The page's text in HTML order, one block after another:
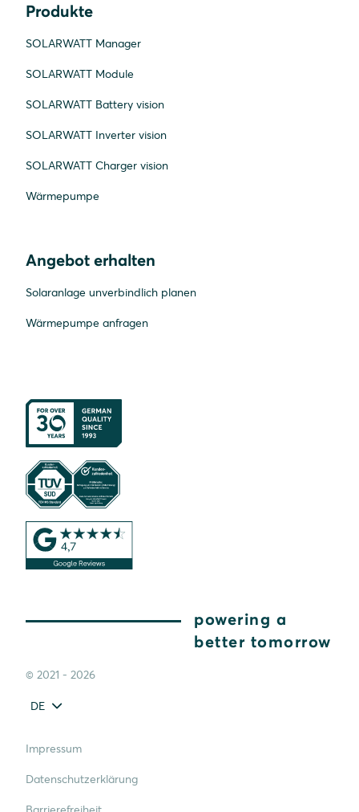
Produkte
SOLARWATT Manager
SOLARWATT Module
SOLARWATT Battery vision
SOLARWATT Inverter vision
SOLARWATT Charger vision
Wärmepumpe
Angebot erhalten
Solaranlage unverbindlich planen
Wärmepumpe anfragen
powering a
better tomorrow
© 2021 - 2026
DE
Impressum
Datenschutzerklärung